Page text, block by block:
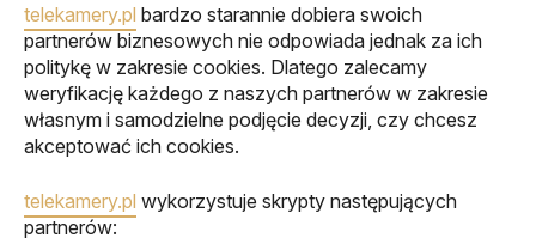
telekamery.pl bardzo starannie dobiera swoich
partnerów biznesowych nie odpowiada jednak za ich
politykę w zakresie cookies. Dlatego zalecamy
weryfikację każdego z naszych partnerów w zakresie
własnym i samodzielne podjęcie decyzji, czy chcesz
akceptować ich cookies.
telekamery.pl wykorzystuje skrypty następujących
partnerów: